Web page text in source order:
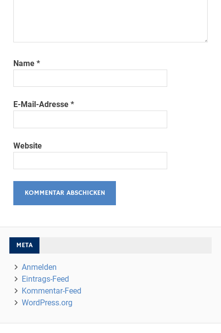
Name*
E-Mail-Adresse*
Website
META
Anmelden
Eintrags-Feed
Kommentar-Feed
WordPress.org